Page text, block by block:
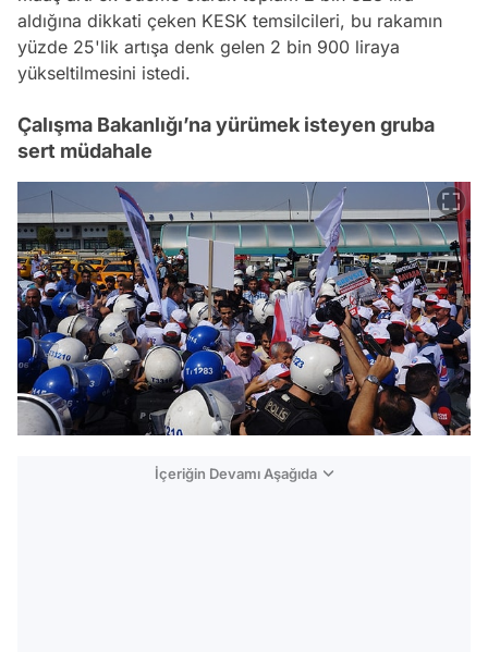
aldığına dikkati çeken KESK temsilcileri, bu rakamın
yüzde 25'lik artışa denk gelen 2 bin 900 liraya
yükseltilmesini istedi.
Çalışma Bakanlığı’na yürümek isteyen gruba
sert müdahale
İçeriğin Devamı Aşağıda